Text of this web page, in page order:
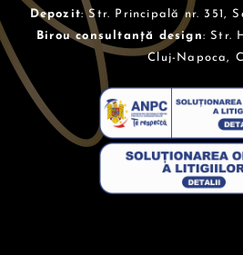
Depozit: Str. Principală nr. 351,
Birou consultanță design: Str.
Cluj-Napoca,